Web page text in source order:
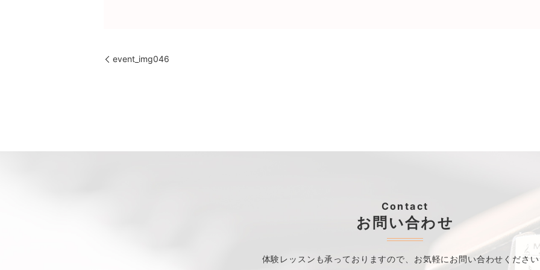
event_img046
Contact
お問い合わせ
体験レッスンも承っておりますので、 お気軽にお問い合わせくださ